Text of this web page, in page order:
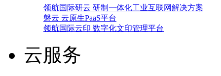
领航国际研云 研制一体化工业互联网解决方案
磐云 云原生PaaS平台
领航国际云印 数字化文印管理平台
云服务